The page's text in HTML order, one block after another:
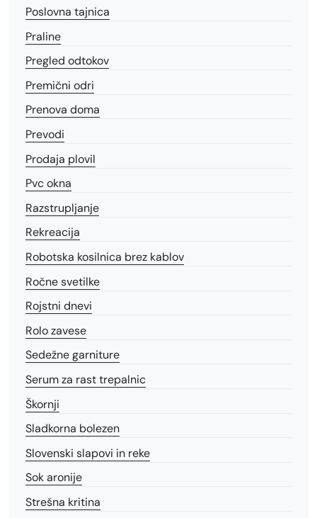
Poslovna tajnica
Praline
Pregled odtokov
Premični odri
Prenova doma
Prevodi
Prodaja plovil
Pvc okna
Razstrupljanje
Rekreacija
Robotska kosilnica brez kablov
Ročne svetilke
Rojstni dnevi
Rolo zavese
Sedežne garniture
Serum za rast trepalnic
Škornji
Sladkorna bolezen
Slovenski slapovi in reke
Sok aronije
Strešna kritina